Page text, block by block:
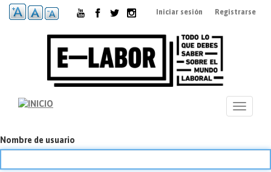
Pasar
Iniciar sesión Registrarse
Toggle
Nombre de usuario